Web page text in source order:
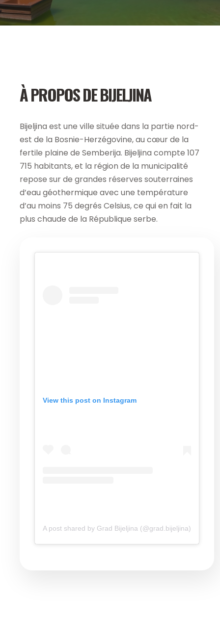
À PROPOS DE BIJELJINA
Bijeljina est une ville située dans la partie nord-
est de la Bosnie-Herzégovine, au cœur de la
fertile plaine de Semberija. Bijeljina compte 107
715 habitants, et la région de la municipalité
repose sur de grandes réserves souterraines
d’eau géothermique avec une température
d’au moins 75 degrés Celsius, ce qui en fait la
plus chaude de la République serbe.
View this post on Instagram
A post shared by Grad Bijeljina (@grad.bijeljina)